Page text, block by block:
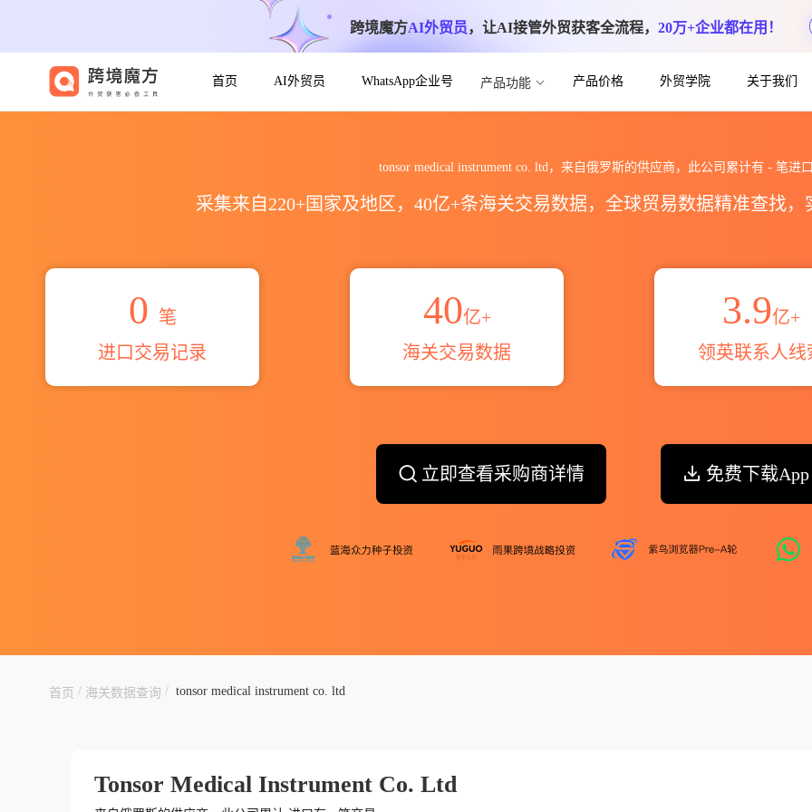
跨境魔方AI外贸员，让AI接管外贸获客全流程， 20万+企业都在用！
首页 AI外贸员 WhatsApp企业号 产品功能 产品价格 外贸学院 关于我们
tonsor medical instrument co. ltd，来自俄罗斯的供应商，此公司累计有 - 笔进
采集来自220+国家及地区，40亿+条海关交易数据，全球贸易数据精准查找
0 笔
进口交易记录
40亿+
海关交易数据
3.9亿+
领英联系人线
立即查看采购商详情 免费下载App
首页 / 海关数据查询 / tonsor medical instrument co. ltd
Tonsor Medical Instrument Co. Ltd